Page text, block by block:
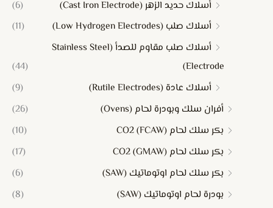
أسلاك حديد الزهر (Cast Iron Electrode)
(6)
أسلاك صلب (Low Hydrogen Electrodes)
(11)
أسلاك صلب مقاوم للصدأ (Stainless Steel
Electrode)
(44)
أسلاك عادة (Rutile Electrodes)
(9)
أفران سلك وبودرة لحام (Ovens)
(26)
بكر سلك لحام CO2 (FCAW)
(10)
بكر سلك لحام CO2 (GMAW)
(17)
بكر سلك لحام اوتوماتيك (SAW)
(6)
بودرة لحام اوتوماتيك (SAW)
(8)